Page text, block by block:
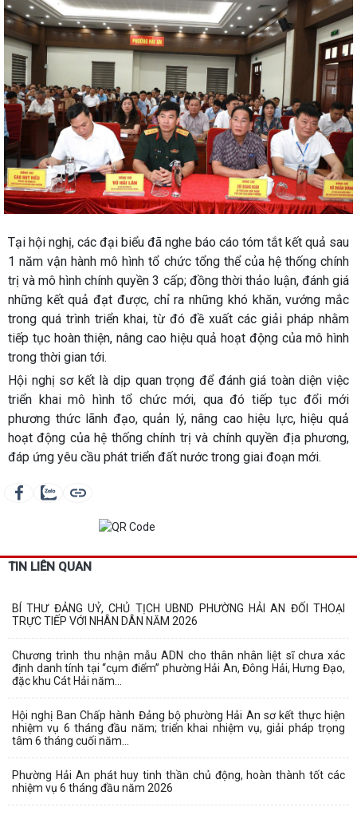
Tại hội nghị, các đại biểu đã nghe báo cáo tóm tắt kết quả sau
1 năm vận hành mô hình tổ chức tổng thể của hệ thống chính
trị và mô hình chính quyền 3 cấp; đồng thời thảo luận, đánh giá
những kết quả đạt được, chỉ ra những khó khăn, vướng mắc
trong quá trình triển khai, từ đó đề xuất các giải pháp nhằm
tiếp tục hoàn thiện, nâng cao hiệu quả hoạt động của mô hình
trong thời gian tới.
Hội nghị sơ kết là dịp quan trọng để đánh giá toàn diện việc
triển khai mô hình tổ chức mới, qua đó tiếp tục đổi mới
phương thức lãnh đạo, quản lý, nâng cao hiệu lực, hiệu quả
hoạt động của hệ thống chính trị và chính quyền địa phương,
đáp ứng yêu cầu phát triển đất nước trong giai đoạn mới.
TIN LIÊN QUAN
BÍ THƯ ĐẢNG UỶ, CHỦ TỊCH UBND PHƯỜNG HẢI AN ĐỐI THOẠI
TRỰC TIẾP VỚI NHÂN DÂN NĂM 2026
Chương trình thu nhận mẫu ADN cho thân nhân liệt sĩ chưa xác
định danh tính tại “cụm điểm” phường Hải An, Đông Hải, Hưng Đạo,
đặc khu Cát Hải năm...
Hội nghị Ban Chấp hành Đảng bộ phường Hải An sơ kết thực hiện
nhiệm vụ 6 tháng đầu năm; triển khai nhiệm vụ, giải pháp trọng
tâm 6 tháng cuối năm...
Phường Hải An phát huy tinh thần chủ động, hoàn thành tốt các
nhiệm vụ 6 tháng đầu năm 2026